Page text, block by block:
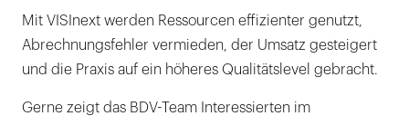
Mit VISInext werden Ressourcen effizienter genutzt,
Abrechnungsfehler vermieden, der Umsatz gesteigert
und die Praxis auf ein höheres Qualitätslevel gebracht.
Gerne zeigt das BDV-Team Interessierten im